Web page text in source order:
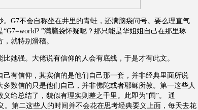
G7不会自称坐在井里的青蛙，还满脑袋问号。要么理直气
”满脑袋怀疑呢？那只能是华姐姐自己在那里琢
就特别滑稽。
她强。大佬说有信仰的人会有底线，于是才有此文。
有信仰，其实信的是他们自己那一套，并非经典里面所说
数信的只是他们自己，并非佛陀或者耶稣所教。第一这些人
给总结了，貌似有理实则差之千里。此即为“闻”。 通
。第二这些人的时间并不会花在思考经典要义上面，每天去花